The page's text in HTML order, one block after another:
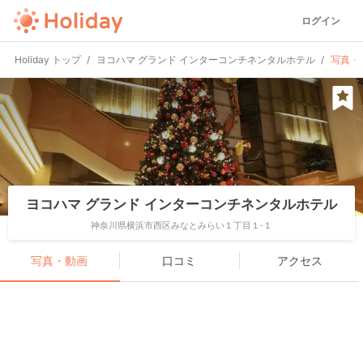
ログイン
Holiday トップ ヨコハマ グランド インターコンチネンタルホテル 写真・
ヨコハマ グランド インターコンチネンタルホテル
神奈川県横浜市西区みなとみらい１丁目１-１
写真・動画 口コミ アクセス